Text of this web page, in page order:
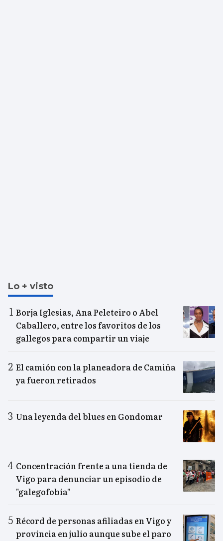
Lo + visto
Borja Iglesias, Ana Peleteiro o Abel
Caballero, entre los favoritos de los
gallegos para compartir un viaje
El camión con la planeadora de Camiña
ya fueron retirados
Una leyenda del blues en Gondomar
Concentración frente a una tienda de
Vigo para denunciar un episodio de
"galegofobia"
Récord de personas afiliadas en Vigo y
provincia en julio aunque sube el paro